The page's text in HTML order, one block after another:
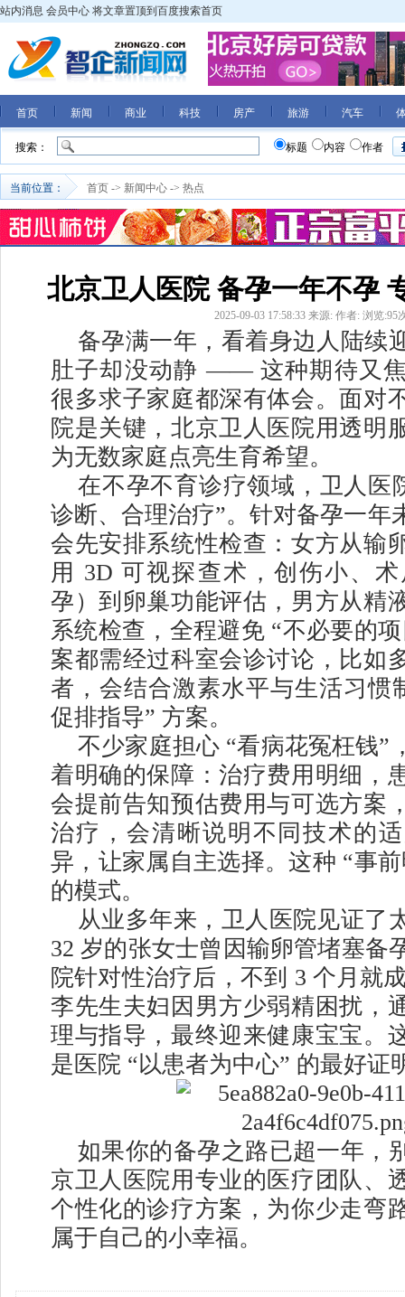
站内消息 会员中心 将文章置顶到百度搜索首页
首页 新闻 商业 科技 房产 旅游 汽车
搜索： 标题 内容 作者
当前位置： 首页 -> 新闻中心 -> 热点
北京卫人医院 备孕一年不孕
2025-09-03 17:58:33 来源: 作者: 浏览:95
备孕满一年，看着身边人陆续
肚子却没动静 —— 这种期待又
很多求子家庭都深有体会。面对
院是关键，北京卫人医院用透明
为无数家庭点亮生育希望。
在不孕不育诊疗领域，卫人医
诊断、合理治疗”。针对备孕一年
会先安排系统性检查：女方从输
用 3D 可视探查术，创伤小、
孕）到卵巢功能评估，男方从精
系统检查，全程避免 “不必要的
案都需经过科室会诊讨论，比如
者，会结合激素水平与生活习惯
促排指导” 方案。
不少家庭担心 “看病花冤枉钱”
着明确的保障：治疗费用明细，
会提前告知预估费用与可选方案
治疗，会清晰说明不同技术的
异，让家属自主选择。这种 “事
的模式。
从业多年来，卫人医院见证了
32 岁的张女士曾因输卵管堵塞备
院针对性治疗后，不到 3 个月就
李先生夫妇因男方少弱精困扰，
理与指导，最终迎来健康宝宝。
是医院 “以患者为中心” 的最好证
如果你的备孕之路已超一年，
京卫人医院用专业的医疗团队、
个性化的诊疗方案，为你少走弯
属于自己的小幸福。